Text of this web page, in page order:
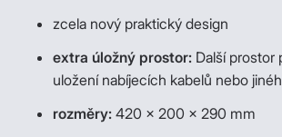
zcela nový praktický design
extra úložný prostor: Další prostor
uložení nabíjecích kabelů nebo
rozměry: 420 × 200 × 290 mm